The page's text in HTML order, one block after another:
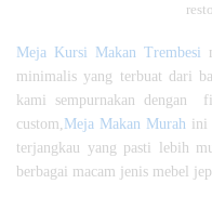
Meja Kursi Makan Trembesi
minimalis yang terbuat dari
kami sempurnakan dengan
custom, Meja Makan Murah ini
terjangkau yang pasti lebih
berbagai macam jenis mebel